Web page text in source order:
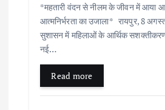
*महतारी वंदन से नीलम के जीवन में आया
आत्मनिर्भरता का उजाला* रायपुर, 8
सुशासन में महिलाओं के आर्थिक
नई…
Read more